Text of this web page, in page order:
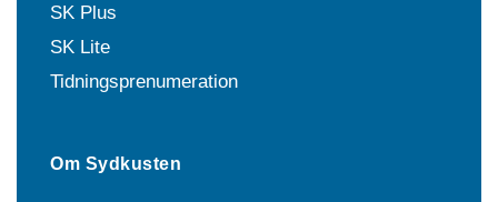
SK Plus
SK Lite
Tidningsprenumeration
Om Sydkusten